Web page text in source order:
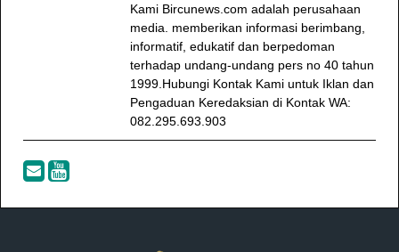
Kami Bircunews.com adalah perusahaan
media. memberikan informasi berimbang,
informatif, edukatif dan berpedoman
terhadap undang-undang pers no 40 tahun
1999.Hubungi Kontak Kami untuk Iklan dan
Pengaduan Keredaksian di Kontak WA:
082.295.693.903